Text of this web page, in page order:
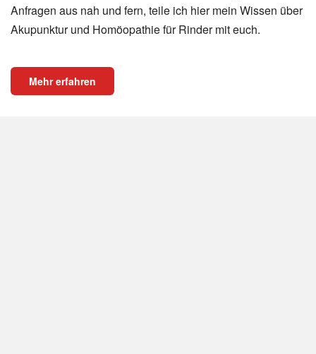
Anfragen aus nah und fern, teile ich hier mein Wissen über
Akupunktur und Homöopathie für Rinder mit euch.
Mehr erfahren